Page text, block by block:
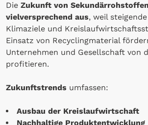
Die Zukunft von
vielversprechend aus, weil
Klimaziele und
Einsatz von Recyclingmaterial
Unternehmen und Gesellschaft von
profitieren.
Zukunftstrends umfassen:
Ausbau der Kreislaufwirtschaft
Nachhaltige Produktentwicklung